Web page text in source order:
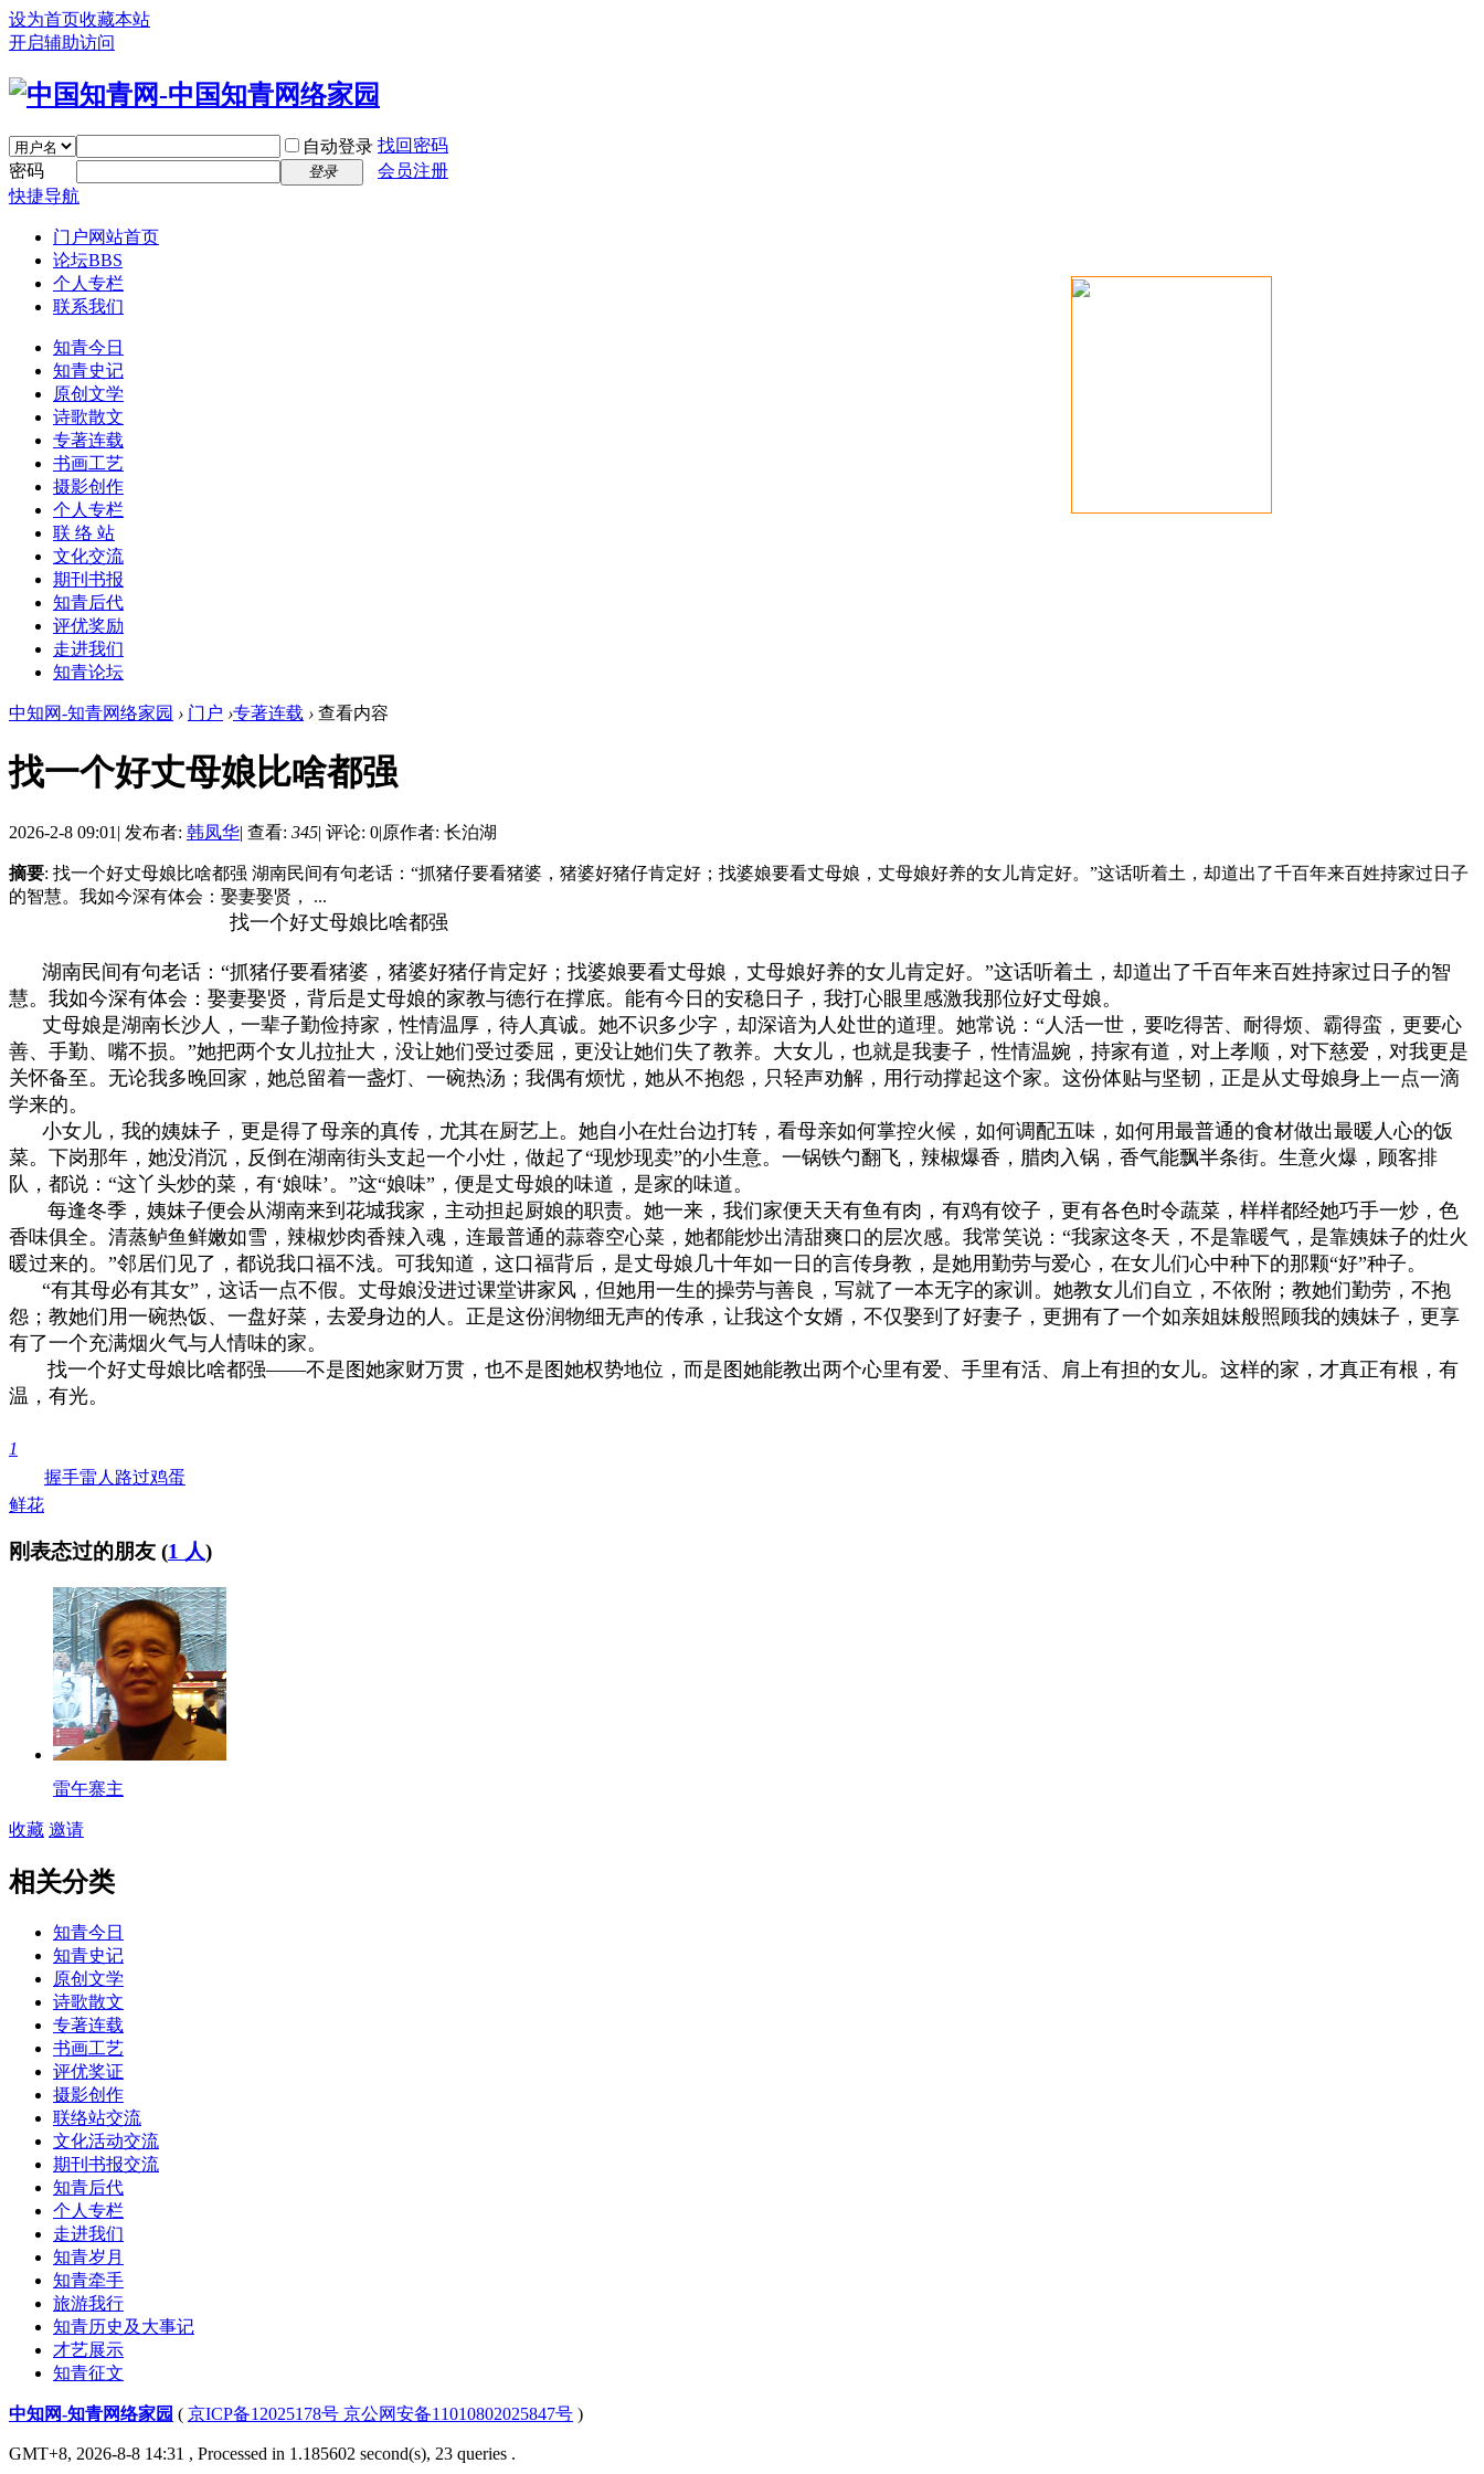
设为首页收藏本站
开启辅助访问
自动登录 找回密码
密码
登录
会员注册
快捷导航
门户网站首页
论坛BBS
个人专栏
联系我们
知青今日
知青史记
原创文学
诗歌散文
专著连载
书画工艺
摄影创作
个人专栏
联 络 站
文化交流
期刊书报
知青后代
评优奖励
走进我们
知青论坛
中知网-知青网络家园 › 门户 ›专著连载 › 查看内容
找一个好丈母娘比啥都强
2026-2-8 09:01 | 发布者: 韩凤华| 查看: 345| 评论: 0|原作者: 长泊湖
摘要: 找一个好丈母娘比啥都强 湖南民间有句老话：“抓猪仔要看猪婆，猪婆好猪仔肯定好；找婆娘要看丈母娘，丈母娘好养的女儿肯定好。”这话听着土，却道出了千百年来百姓持家过日子
的智慧。我如今深有体会：娶妻娶贤， ...
找一个好丈母娘比啥都强
湖南民间有句老话：“抓猪仔要看猪婆，猪婆好猪仔肯定好；找婆娘要看丈母娘，丈母娘好养的女儿肯定好。”这话听着土，却道出了千百年来百姓持家过日子的智
慧。我如今深有体会：娶妻娶贤，背后是丈母娘的家教与德行在撑底。能有今日的安稳日子，我打心眼里感激我那位好丈母娘。
丈母娘是湖南长沙人，一辈子勤俭持家，性情温厚，待人真诚。她不识多少字，却深谙为人处世的道理。她常说：“人活一世，要吃得苦、耐得烦、霸得蛮，更要心
善、手勤、嘴不损。”她把两个女儿拉扯大，没让她们受过委屈，更没让她们失了教养。大女儿，也就是我妻子，性情温婉，持家有道，对上孝顺，对下慈爱，对我更是
关怀备至。无论我多晚回家，她总留着一盏灯、一碗热汤；我偶有烦忧，她从不抱怨，只轻声劝解，用行动撑起这个家。这份体贴与坚韧，正是从丈母娘身上一点一滴
学来的。
小女儿，我的姨妹子，更是得了母亲的真传，尤其在厨艺上。她自小在灶台边打转，看母亲如何掌控火候，如何调配五味，如何用最普通的食材做出最暖人心的饭
菜。下岗那年，她没消沉，反倒在湖南街头支起一个小灶，做起了“现炒现卖”的小生意。一锅铁勺翻飞，辣椒爆香，腊肉入锅，香气能飘半条街。生意火爆，顾客排
队，都说：“这丫头炒的菜，有‘娘味’。”这“娘味”，便是丈母娘的味道，是家的味道。
每逢冬季，姨妹子便会从湖南来到花城我家，主动担起厨娘的职责。她一来，我们家便天天有鱼有肉，有鸡有饺子，更有各色时令蔬菜，样样都经她巧手一炒，色
香味俱全。清蒸鲈鱼鲜嫩如雪，辣椒炒肉香辣入魂，连最普通的蒜蓉空心菜，她都能炒出清甜爽口的层次感。我常笑说：“我家这冬天，不是靠暖气，是靠姨妹子的灶火
暖过来的。”邻居们见了，都说我口福不浅。可我知道，这口福背后，是丈母娘几十年如一日的言传身教，是她用勤劳与爱心，在女儿们心中种下的那颗“好”种子。
“有其母必有其女”，这话一点不假。丈母娘没进过课堂讲家风，但她用一生的操劳与善良，写就了一本无字的家训。她教女儿们自立，不依附；教她们勤劳，不抱
怨；教她们用一碗热饭、一盘好菜，去爱身边的人。正是这份润物细无声的传承，让我这个女婿，不仅娶到了好妻子，更拥有了一个如亲姐妹般照顾我的姨妹子，更享
有了一个充满烟火气与人情味的家。
找一个好丈母娘比啥都强——不是图她家财万贯，也不是图她权势地位，而是图她能教出两个心里有爱、手里有活、肩上有担的女儿。这样的家，才真正有根，有
温，有光。
1
鲜花
握手雷人 路过鸡蛋
刚表态过的朋友 (1 人)
雷午寨主
收藏 邀请
相关分类
知青今日
知青史记
原创文学
诗歌散文
专著连载
书画工艺
评优奖证
摄影创作
联络站交流
文化活动交流
期刊书报交流
知青后代
个人专栏
走进我们
知青岁月
知青牵手
旅游我行
知青历史及大事记
才艺展示
知青征文
中知网-知青网络家园 ( 京ICP备12025178号 京公网安备11010802025847号 )
GMT+8, 2026-8-8 14:31 , Processed in 1.185602 second(s), 23 queries .